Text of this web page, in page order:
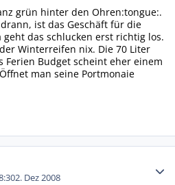
grün hinter den Ohren:tongue:.
ist das Geschäft für die
geht das schlucken erst richtig los.
Winterreifen nix. Die 70 Liter
Budget scheint eher einem
man seine Portmonaie
2. Dez 2008